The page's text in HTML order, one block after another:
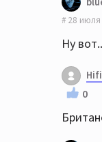
28 июля
Ну
0